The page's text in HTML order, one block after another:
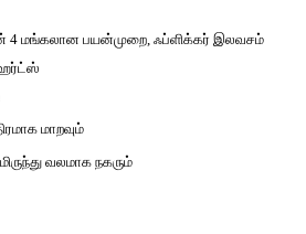
4 மங்கலான பயன்முறை, ஃப்ளிக்கர் இலவசம்
மாறவும்
வலமாக நகரும்